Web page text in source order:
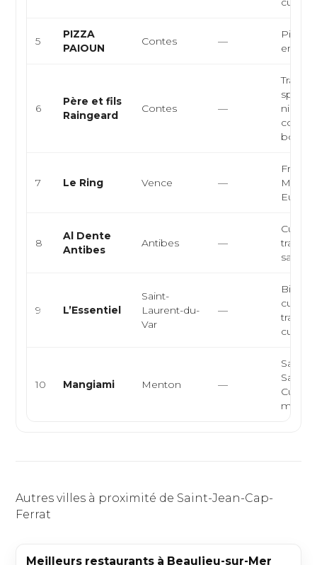
5
PIZZA
PAIOUN
Contes —
6
Père et fils
Raingeard
Contes —
7 Le Ring Vence —
8
Al Dente
Antibes
Antibes —
traiteur,
9 L’Essentiel
Saint-
Laurent-du-
Var
—
Bistrot
cuisine
cuisine
10 Mangiami Menton —
Cuisine
Autres villes à proximité de Saint-Jean-Cap-
Ferrat
Meilleurs restaurants à Beaulieu-sur-Mer